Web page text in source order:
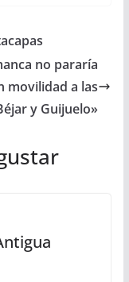
no pararía
movilidad a las
y Guijuelo»